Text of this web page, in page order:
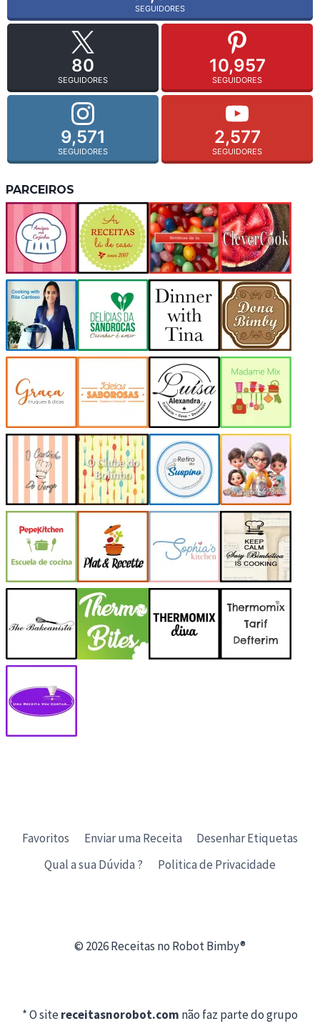
SEGUIDORES
80
SEGUIDORES
10,957
SEGUIDORES
9,571
SEGUIDORES
2,577
SEGUIDORES
PARCEIROS
Favoritos Enviar uma Receita
Desenhar Etiquetas
Qual a sua Dúvida ?
Politica de Privacidade
© 2026 Receitas no Robot Bimby®
* O sitereceitasnorobot.com não faz parte do grupo